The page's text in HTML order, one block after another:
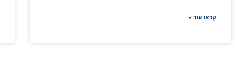
קראו עוד »